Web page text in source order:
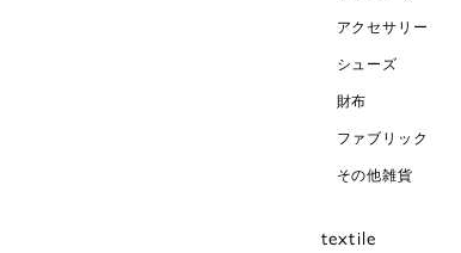
アクセサリー
シューズ
財布
ファブリック
その他雑貨
textile